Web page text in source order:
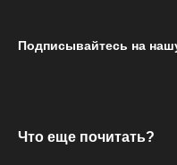
Подписывайтесь на
Что еще почитать?